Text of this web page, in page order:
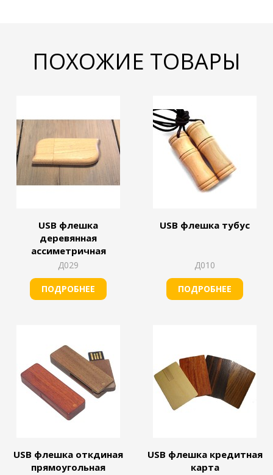
ПОХОЖИЕ ТОВАРЫ
USB флешка
деревянная
ассиметричная
Д029
ПОДРОБНЕЕ
USB флешка тубус
Д010
ПОДРОБНЕЕ
USB флешка откдиная
прямоугольная
USB флешка кредитная
карта